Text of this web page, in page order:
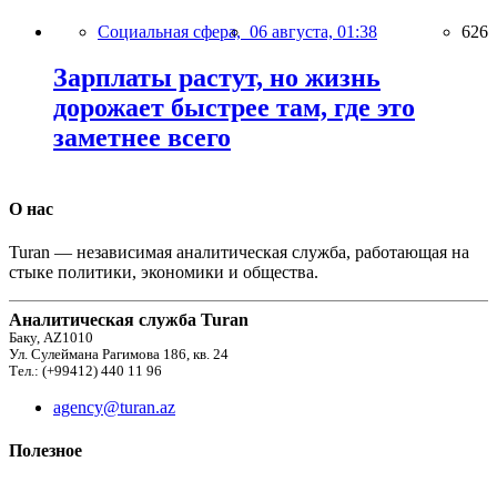
Социальная сфера, 06 августа, 01:38 626
Зарплаты растут, но жизнь
дорожает быстрее там, где это
заметнее всего
О нас
Turan — независимая аналитическая служба, работающая на
стыке политики, экономики и общества.
Аналитическая служба Turan
Баку, AZ1010
Ул. Сулеймана Рагимова 186, кв. 24
Тел.: (+99412) 440 11 96
agency@turan.az
Полезное